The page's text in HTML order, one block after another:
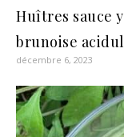
Huîtres sauce
brunoise
décembre 6, 2023